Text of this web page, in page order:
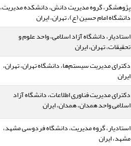
پژوهشگر، گروه مدیریت دانش، دانشکده مدیریت،
دانشگاه امام حسین (ع)، تهران، ایران
استادیار، دانشگاه آزاد اسلامی، واحد علوم و
تحقیقات، تهران، ایران
دکترای مدیریت سیستم‌ها، دانشگاه تهران، تهران،
ایران
دکترای مدیریت فناوری اطلاعات، دانشگاه آزاد
اسلامی واحد همدان، همدان، ایران
استادیار، گروه مدیریت، دانشگاه فردوسی مشهد،
مشهد، ایران